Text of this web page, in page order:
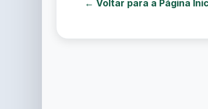
← Voltar para a Página